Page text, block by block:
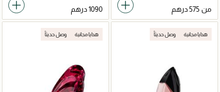
من
هدايا مجانية وصل حديثاً هدايا مجانية وصل حديثاً